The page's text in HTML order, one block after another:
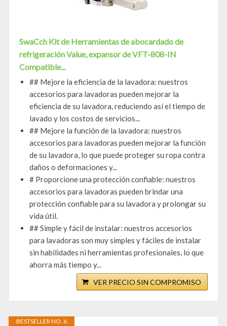
SwaCch Kit de Herramientas de abocardado de
refrigeración Value, expansor de VFT-808-IN
Compatible...
## Mejore la eficiencia de la lavadora: nuestros
accesorios para lavadoras pueden mejorar la
eficiencia de su lavadora, reduciendo así el tiempo de
lavado y los costos de servicios...
## Mejore la función de la lavadora: nuestros
accesorios para lavadoras pueden mejorar la función
de su lavadora, lo que puede proteger su ropa contra
daños o deformaciones y...
# Proporcione una protección confiable: nuestros
accesorios para lavadoras pueden brindar una
protección confiable para su lavadora y prolongar su
vida útil.
## Simple y fácil de instalar: nuestros accesorios
para lavadoras son muy simples y fáciles de instalar
sin habilidades ni herramientas profesionales, lo que
ahorra más tiempo y...
VER PRECIO SIN COMPROMISO
BESTSELLER NO. 6